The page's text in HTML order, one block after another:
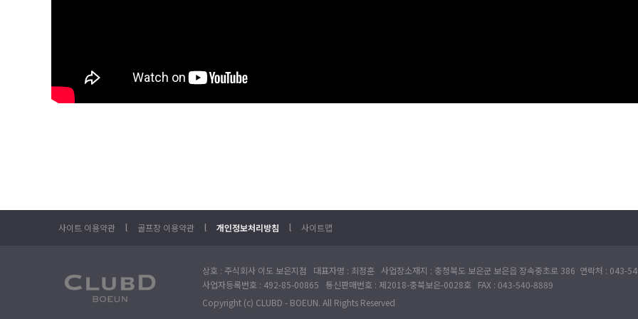
사이트 이용약관 l 골프장 이용약관 l 개인정보처리방침 l 사이트맵
상호 : 주식회사 이도 보은지점 대표자명 : 최정훈 사업장소재지 : 충청북도 보은군 보은읍 장속중초로 386 연락처 : 043-
사업자등록번호 : 492-85-00865 통신판매번호 : 제2018-충북보은-0028호 FAX : 043-540-8889
Copyright (c) CLUBD - BOEUN. All Rights Reserved